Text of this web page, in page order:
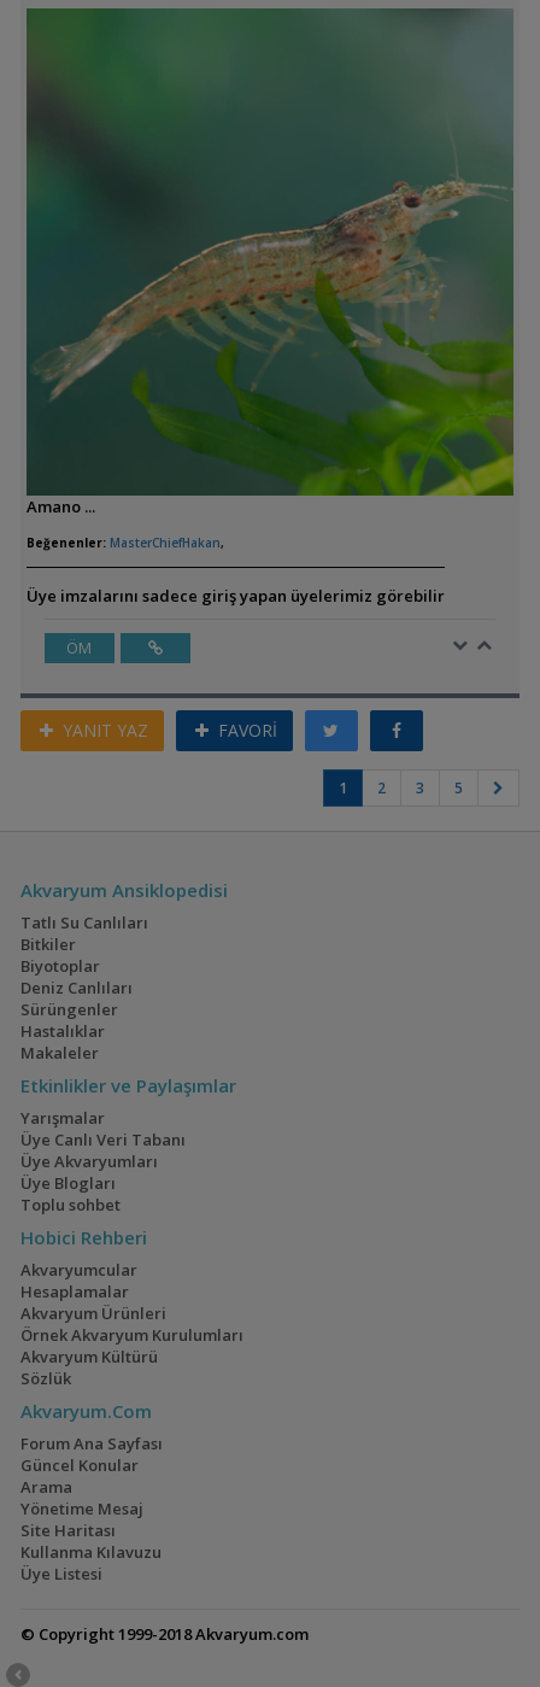
Amano ...
Beğenenler: MasterChiefHakan,
Üye imzalarını sadece giriş yapan üyelerimiz görebilir
ÖM
YANIT YAZ FAVORİ
1 2 3 5
Akvaryum Ansiklopedisi
Tatlı Su Canlıları
Bitkiler
Biyotoplar
Deniz Canlıları
Sürüngenler
Hastalıklar
Makaleler
Etkinlikler ve Paylaşımlar
Yarışmalar
Üye Canlı Veri Tabanı
Üye Akvaryumları
Üye Blogları
Toplu sohbet
Hobici Rehberi
Akvaryumcular
Hesaplamalar
Akvaryum Ürünleri
Örnek Akvaryum Kurulumları
Akvaryum Kültürü
Sözlük
Akvaryum.Com
Forum Ana Sayfası
Güncel Konular
Arama
Yönetime Mesaj
Site Haritası
Kullanma Kılavuzu
Üye Listesi
© Copyright 1999-2018 Akvaryum.com